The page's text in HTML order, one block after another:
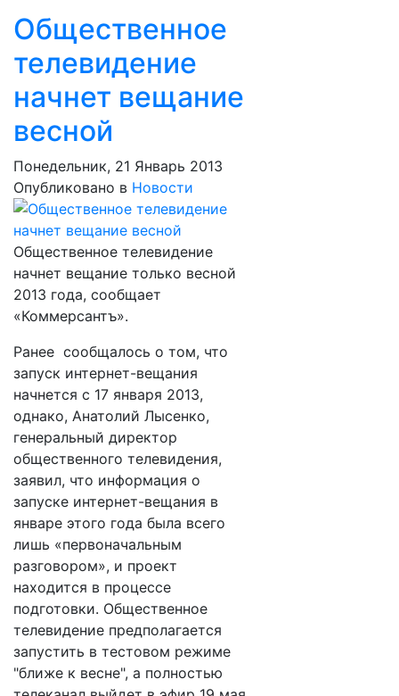
Общественное
телевидение
начнет вещание
весной
Понедельник, 21 Январь 2013
Опубликовано в Новости
Общественное телевидение
начнет вещание только весной
2013 года, сообщает
«Коммерсантъ».
Ранее сообщалось о том, что
запуск интернет-вещания
начнется с 17 января 2013,
однако, Анатолий Лысенко,
генеральный директор
общественного телевидения,
заявил, что информация о
запуске интернет-вещания в
январе этого года была всего
лишь «первоначальным
разговором», и проект
находится в процессе
подготовки. Общественное
телевидение предполагается
запустить в тестовом режиме
"ближе к весне", а полностью